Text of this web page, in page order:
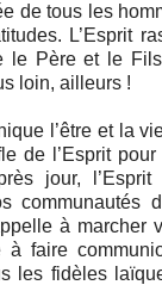
de tous les
L’Esprit
le Père et le
loin, ailleurs !
l’être et la
de l’Esprit
jour,
à marcher
faire
les fidèles